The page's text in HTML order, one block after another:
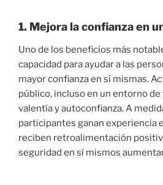
1. Mejora la confianza en
Uno de los beneficios más
capacidad para ayudar a las
mayor confianza en sí mismas.
público, incluso en un entorno
valentía y autoconfianza. A
participantes ganan experiencia
reciben retroalimentación
seguridad en sí mismos